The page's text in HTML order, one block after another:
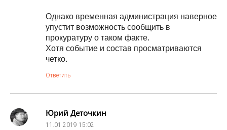
Однако временная администрация наверное
упустит возможность сообщить в
прокуратуру о таком факте.
Хотя событие и состав просматриваются
четко.
Ответить
Юрий Деточкин
11.01.2019 15:02